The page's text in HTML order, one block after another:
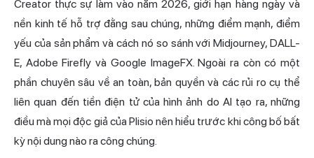
Creator thực sự làm vào năm 2026, giới hạn hàng ngày và
nền kinh tế hỗ trợ đằng sau chúng, những điểm mạnh, điểm
yếu của sản phẩm và cách nó so sánh với Midjourney, DALL-
E, Adobe Firefly và Google ImageFX. Ngoài ra còn có một
phần chuyên sâu về an toàn, bản quyền và các rủi ro cụ thể
liên quan đến tiền điện tử của hình ảnh do AI tạo ra, những
điều mà mọi độc giả của Plisio nên hiểu trước khi công bố bất
kỳ nội dung nào ra công chúng.